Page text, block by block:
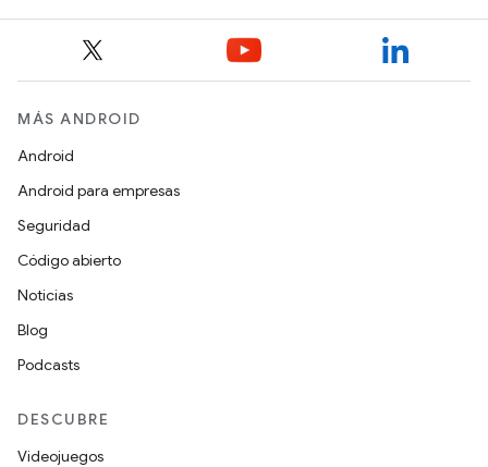
MÁS ANDROID
Android
Android para empresas
Seguridad
Código abierto
Noticias
Blog
Podcasts
DESCUBRE
Videojuegos